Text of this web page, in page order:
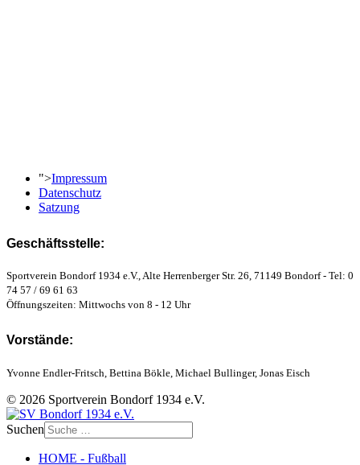
">Impressum
Datenschutz
Satzung
Geschäftsstelle:
Sportverein Bondorf 1934 e.V., Alte Herrenberger Str. 26, 71149 Bondorf - Tel: 0
74 57 / 69 61 63
Öffnungszeiten: Mittwochs von 8 - 12 Uhr
Vorstände:
Yvonne Endler-Fritsch, Bettina Bökle, Michael Bullinger, Jonas Eisch
© 2026 Sportverein Bondorf 1934 e.V.
Suchen
HOME - Fußball